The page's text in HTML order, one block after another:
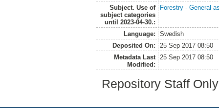
Subject. Use of
subject categories
until 2023-04-30.:
Forestry - General
Language:
Swedish
Deposited On:
25 Sep 2017 08:50
Metadata Last
Modified:
25 Sep 2017 08:50
Repository Staff